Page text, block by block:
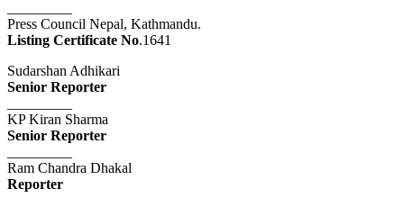
Press Council Nepal, Kathmandu.
Listing Certificate No.1641
Sudarshan Adhikari
Senior Reporter
KP Kiran Sharma
Senior Reporter
Ram Chandra Dhakal
Reporter